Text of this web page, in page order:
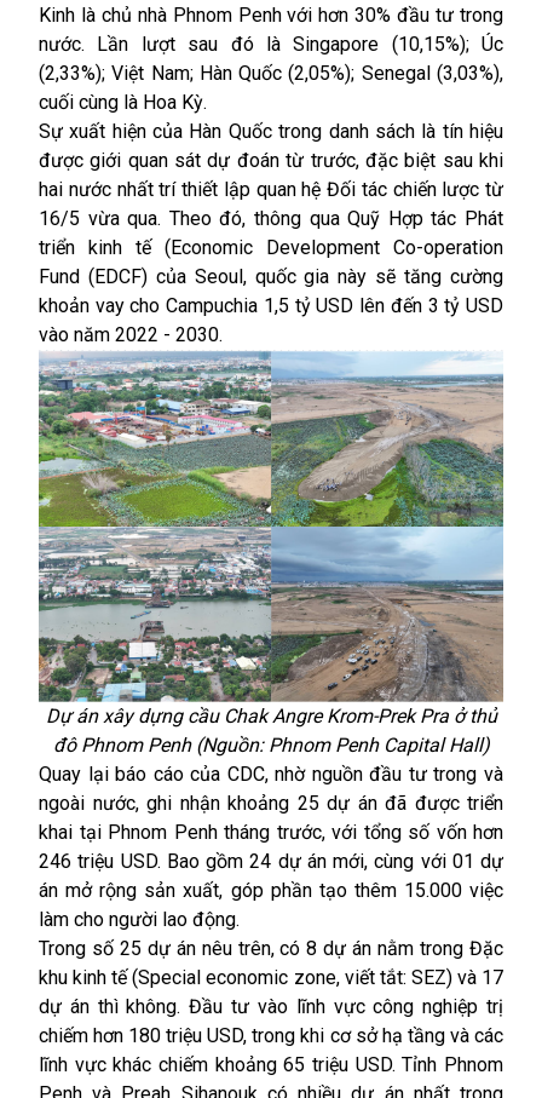
Kinh là chủ nhà Phnom Penh với hơn 30% đầu tư trong
nước. Lần lượt sau đó là Singapore (10,15%); Úc
(2,33%); Việt Nam; Hàn Quốc (2,05%); Senegal (3,03%),
cuối cùng là Hoa Kỳ.
Sự xuất hiện của Hàn Quốc trong danh sách là tín hiệu
được giới quan sát dự đoán từ trước, đặc biệt sau khi
hai nước nhất trí thiết lập quan hệ Đối tác chiến lược từ
16/5 vừa qua. Theo đó, thông qua Quỹ Hợp tác Phát
triển kinh tế (Economic Development Co-operation
Fund (EDCF) của Seoul, quốc gia này sẽ tăng cường
khoản vay choCampuchia 1,5 tỷ USD lên đến 3 tỷ USD
vào năm 2022 - 2030.
Dự án xây dựng cầu Chak Angre Krom-Prek Pra ở thủ
đô Phnom Penh (Nguồn: Phnom Penh Capital Hall)
Quay lại báo cáo của CDC, nhờ nguồn đầu tư trong và
ngoài nước, ghi nhận khoảng 25 dự án đã được triển
khai tại Phnom Penh tháng trước, với tổng số vốn hơn
246 triệu USD. Bao gồm 24 dự án mới, cùng với 01 dự
án mở rộng sản xuất, góp phần tạo thêm 15.000 việc
làm cho người lao động.
Trong số 25 dự án nêu trên, có 8 dự án nằm trong Đặc
khu kinh tế (Special economic zone, viết tắt: SEZ) và 17
dự án thì không. Đầu tư vào lĩnh vực công nghiệp trị
chiếm hơn 180 triệu USD, trong khi cơ sở hạ tầng và các
lĩnh vực khác chiếm khoảng 65 triệu USD. Tỉnh Phnom